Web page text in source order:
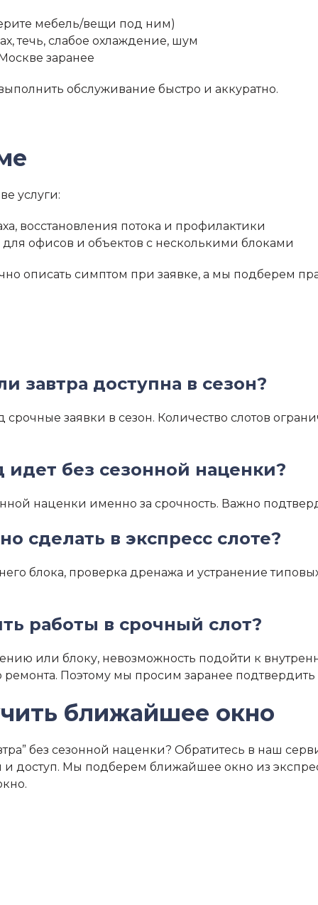
мебель/вещи под ним)
течь, слабое охлаждение, шум
заранее
обслуживание быстро и аккуратно.
услуги:
восстановления потока и профилактики
для офисов и объектов с несколькими блоками
описать симптом при заявке, а мы подберем
завтра доступна в сезон?
заявки в сезон. Количество слотов
без сезонной наценки?
наценки именно за срочность. Важно
сделать в экспресс слоте?
блока, проверка дренажа и устранение
работы в срочный слот?
или блоку, невозможность подойти к
Поэтому мы просим заранее подтвердить
ближайшее окно
без сезонной наценки? Обратитесь в наш
доступ. Мы подберем ближайшее окно из